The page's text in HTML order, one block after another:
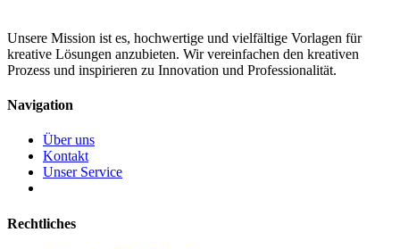
Unsere Mission ist es, hochwertige und vielfältige Vorlagen für
kreative Lösungen anzubieten. Wir vereinfachen den kreativen
Prozess und inspirieren zu Innovation und Professionalität.
Navigation
Über uns
Kontakt
Unser Service
Rechtliches